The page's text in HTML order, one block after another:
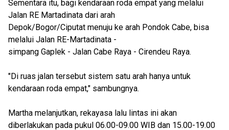
Sementara itu, bagi kendaraan roda empat yang melalui
Jalan RE Martadinata dari arah
Depok/Bogor/Ciputat menuju ke arah Pondok Cabe, bisa
melalui Jalan RE-Martadinata -
simpang Gaplek - Jalan Cabe Raya - Cirendeu Raya.
"Di ruas jalan tersebut sistem satu arah hanya untuk
kendaraan roda empat," sambungnya.
Martha melanjutkan, rekayasa lalu lintas ini akan
diberlakukan pada pukul 06.00-09.00 WIB dan 15.00-19.00